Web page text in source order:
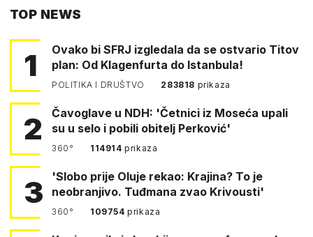
TOP NEWS
1
Ovako bi SFRJ izgledala da se ostvario Titov
plan: Od Klagenfurta do Istanbula!
POLITIKA I DRUŠTVO 283818 prikaza
2
Čavoglave u NDH: 'Četnici iz Moseća upali
su u selo i pobili obitelj Perković'
360° 114914prikaza
3
'Slobo prije Oluje rekao: Krajina? To je
neobranjivo. Tuđmana zvao Krivousti'
360° 109754prikaza